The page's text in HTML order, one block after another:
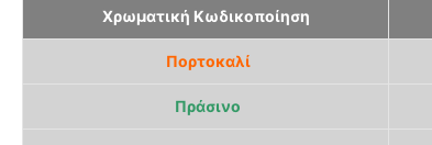
Χρωματική Κωδικοποίηση
Πορτοκαλί
Πράσινο